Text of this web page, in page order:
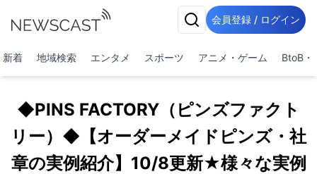
会員登録 / ログイン
新着 地域検索 エンタメ スポーツ アニメ・ゲーム BtoB・
◆PINS FACTORY（ピンズファクト
リー）◆【オーダーメイドピンズ・社
章の実例紹介】10/8更新★様々な実例